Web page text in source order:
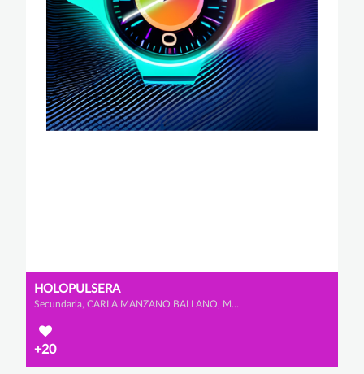
HOLOPULSERA
Secundaria, CARLA MANZANO BALLANO, MARÍA SERRANO LÓPEZ y IRENE DE BLAS VÁZQUEZ
+20